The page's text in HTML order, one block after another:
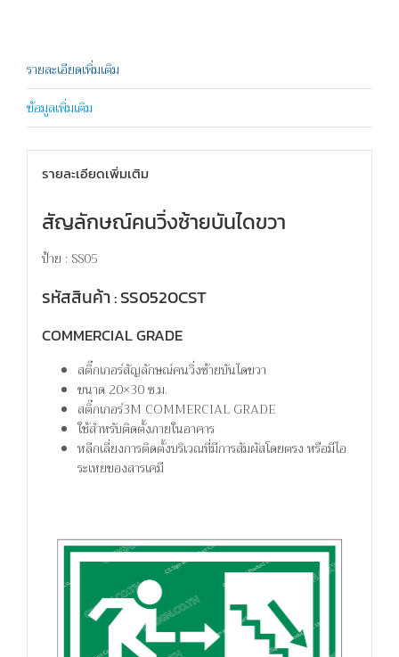
รายละเอียดเพิ่มเติม
ข้อมูลเพิ่มเติม
รายละเอียดเพิ่มเติม
สัญลักษณ์คนวิ่งซ้ายบันไดขวา
ป้าย : SS05
รหัสสินค้า : SS0520CST
COMMERCIAL GRADE
สติ๊กเกอร์สัญลักษณ์คนวิ่งซ้ายบันไดขวา
ขนาด 20×30 ซ.ม.
สติ๊กเกอร์3M COMMERCIAL GRADE
ใช้สำหรับติดตั้งภายในอาคาร
หลีกเลี่ยงการติดตั้งบริเวณที่มีการสัมผัสโดยตรง หรือมีไอ
ระเหยของสารเคมี